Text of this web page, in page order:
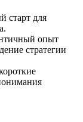
старт для
опыт
стратегии